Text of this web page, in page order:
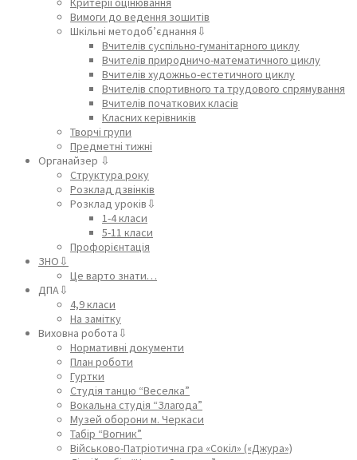
Вимоги до ведення зошитів
Шкільні методоб’єднання⇩
Вчителів суспільно-гуманітарного циклу
Вчителів природничо-математичного циклу
Вчителів художньо-естетичного циклу
Вчителів спортивного та трудового спрямування
Вчителів початкових класів
Класних керівників
Творчі групи
Предметні тижні
Органайзер ⇩
Структура року
Розклад дзвінків
Розклад уроків⇩
1-4 класи
5-11 класи
Профорієнтація
ЗНО⇩
Це варто знати…
ДПА⇩
4,9 класи
На замітку
Виховна робота⇩
Нормативні документи
План роботи
Гуртки
Студія танцю “Веселка”
Вокальна студія “Злагода”
Музей оборони м. Черкаси
Табір “Вогник”
Військово-Патріотична гра «Сокіл» («Джура»)